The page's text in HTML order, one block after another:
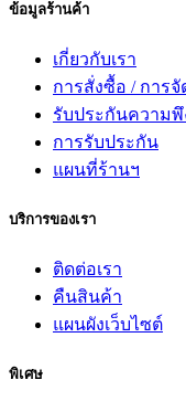
ข้อมูลร้านค้า
เกี่ยวกับเรา
การสั่งซื้อ / การจั
รับประกันความพึ
การรับประกัน
แผนที่ร้านฯ
บริการของเรา
ติดต่อเรา
คืนสินค้า
แผนผังเว็บไซต์
พิเศษ